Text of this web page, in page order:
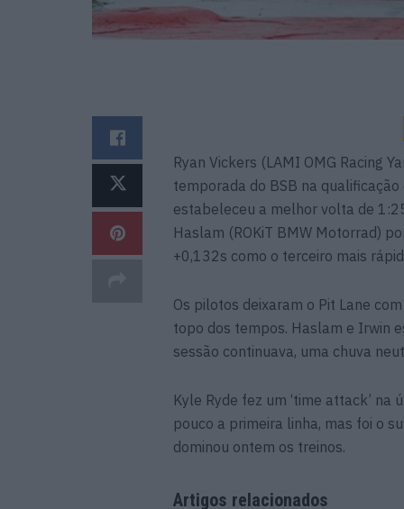
Ryan Vickers (LAMI OMG Racing
temporada do BSB na
estabeleceu a melhor volta de
Haslam (ROKiT BMW Motorrad)
+0,132s como o terceiro mais
Os pilotos deixaram o Pit Lane
topo dos tempos. Haslam e Irwin
sessão continuava, uma chuva
Kyle Ryde fez um ‘time attack’
pouco a primeira linha, mas foi o
dominou ontem os treinos.
Artigos relacionados